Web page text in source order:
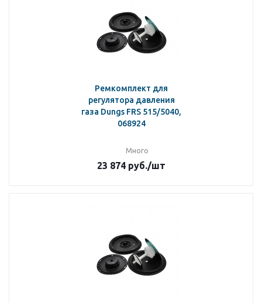
Ремкомплект для
регулятора давления
газа Dungs FRS 515/5040,
068924
Много
23 874 руб./шт